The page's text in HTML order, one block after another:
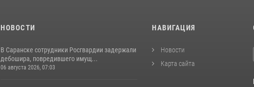
НОВОСТИ
В Саранске сотрудники Росгвардии задержали
дебошира, повредившего имущ...
06 августа 2026, 07:03
НАВИГАЦИЯ
Новости
Карта сайта